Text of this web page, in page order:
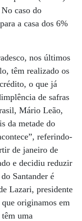
caso do
a casa dos 6%
nos últimos
têm realizado os
o que já
de safras
Mário Leão,
da metade do
referindo-
de janeiro de
e decidiu reduzir
Santander é
Lazari, presidente
originamos em
uma